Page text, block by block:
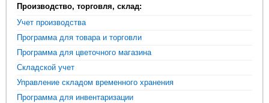
Производство, торговля, склад:
Учет производства
Программа для товара и торговли
Программа для цветочного магазина
Складской учет
Управление складом временного хранения
Программа для инвентаризации